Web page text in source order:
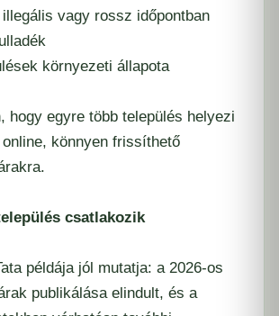
vagy rossz időpontban
környezeti állapota
hogy egyre több település helyezi
könnyen frissíthető
csatlakozik
példája jól mutatja: a 2026-os
publikálásaelindult, és a